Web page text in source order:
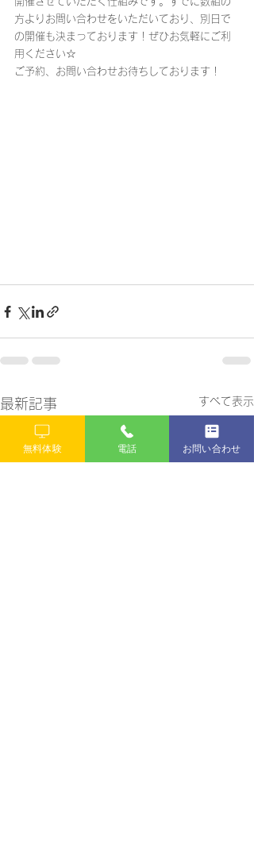
方よりお問い合わせをいただいており、別日で
の開催も決まっております！ぜひお気軽にご利
用ください☆
ご予約、お問い合わせお待ちしております！
最新記事 すべて表示
無料体験 電話 お問い合わせ